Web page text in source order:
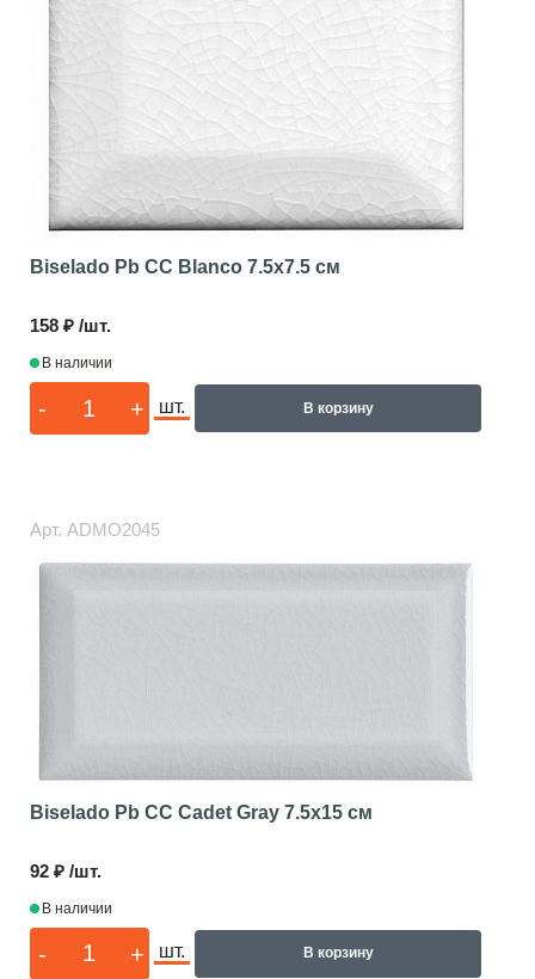
Biselado Pb CC Blanco 7.5x7.5 см
158 ₽ /шт.
В наличии
- + шт. В корзину
Арт. ADMO2045
Biselado Pb CC Cadet Gray 7.5x15 см
92 ₽ /шт.
В наличии
- + шт. В корзину